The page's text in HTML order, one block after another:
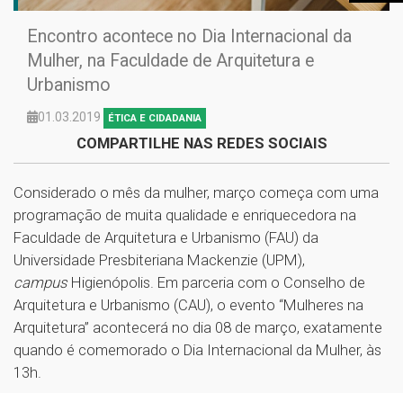
Encontro acontece no Dia Internacional da
Mulher, na Faculdade de Arquitetura e
Urbanismo
01.03.2019 ÉTICA E CIDADANIA
COMPARTILHE NAS REDES SOCIAIS
Considerado o mês da mulher, março começa com uma
programação de muita qualidade e enriquecedora na
Faculdade de Arquitetura e Urbanismo (FAU) da
Universidade Presbiteriana Mackenzie (UPM),
campus Higienópolis. Em parceria com o Conselho de
Arquitetura e Urbanismo (CAU), o evento “Mulheres na
Arquitetura” acontecerá no dia 08 de março, exatamente
quando é comemorado o Dia Internacional da Mulher, às
13h.